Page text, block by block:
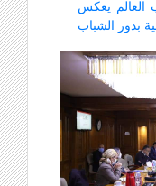
العالم يعكس
بدور الشباب